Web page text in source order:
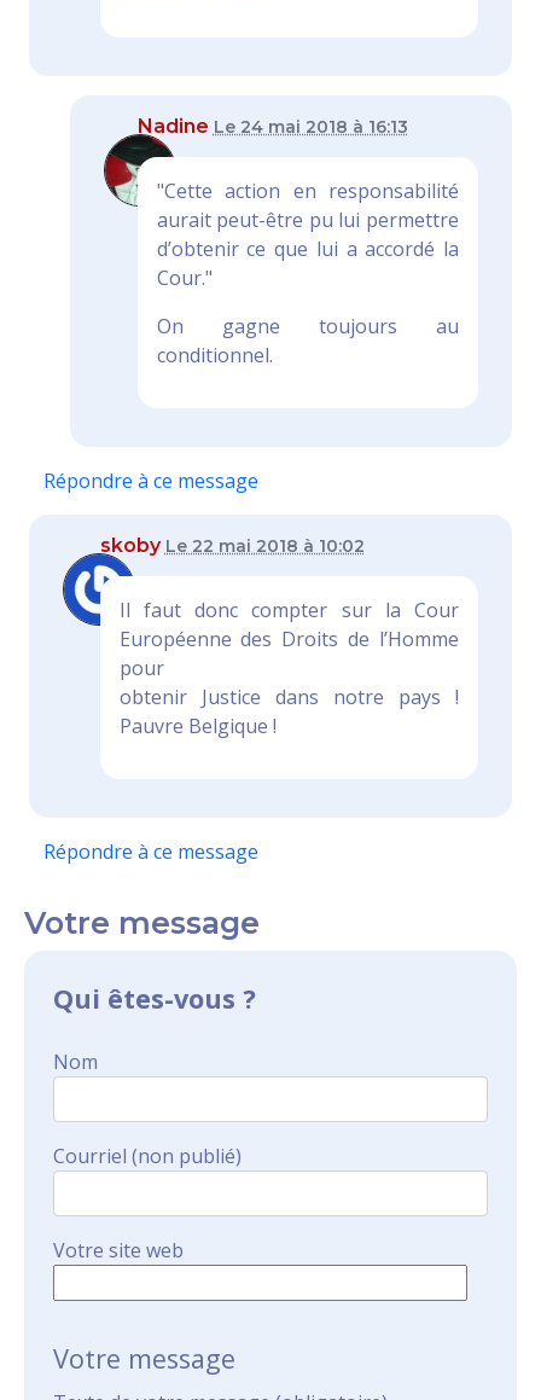
Nadine Le 24 mai 2018 à 16:13
"Cette action en responsabilité
aurait peut-être pu lui permettre
d’obtenir ce que lui a accordé la
Cour."
On gagne toujours au
conditionnel.
Répondre à ce message
skoby Le 22 mai 2018 à 10:02
Il faut donc compter sur la Cour
Européenne des Droits de l’Homme
pour
obtenir Justice dans notre pays !
Pauvre Belgique !
Répondre à ce message
Votre message
Qui êtes-vous ?
Nom
Courriel (non publié)
Votre site web
Votre message